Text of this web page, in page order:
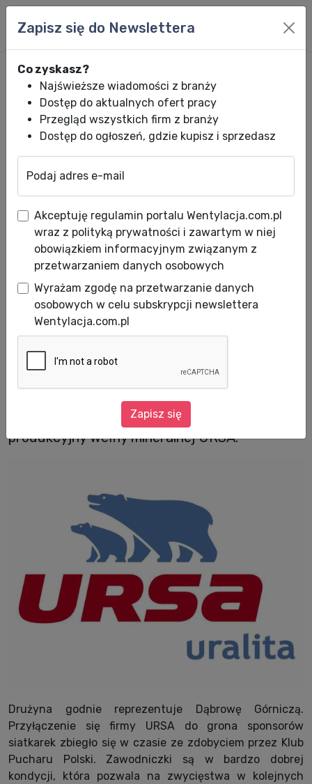
URSA sponsorem drużyny
siatkarek z Dąbrowy Górniczej
Data publikacji: 27.09.2013
Już od ponad pół roku, od lutego br., firma
URSA oficjalnie sponsoruje Miejski Klub
Właśnie w tym mieście znajduje się zakład
produkcyjny wełny mineralnej URSA.
Drużyna godnie reprezentuje Dąbrowę Górniczą.
Przyłączenie się firmy URSA do grona sponsorów
siatkarek zbiegło się w czasie ze zdobyciem przez Klub
Pucharu Polski. Zawodniczki są w bardzo dobrej
kondycji, która pozwala na zwycięstwa w kolejnych
Zapisz się do Newslettera
Co zyskasz?
Najświeższe wiadomości z branży
Dostęp do aktualnych ofert pracy
Przegląd wszystkich firm z branży
Dostęp do ogłoszeń, gdzie kupisz i sprzedasz
Podaj adres e-mail
Akceptuję regulamin portalu Wentylacja.com.pl
wraz z polityką prywatności i zawartym w niej
obowiązkiem informacyjnym związanym z
przetwarzaniem danych osobowych
Wyrażam zgodę na przetwarzanie danych
osobowych w celu subskrypcji newslettera
Wentylacja.com.pl
Zapisz się